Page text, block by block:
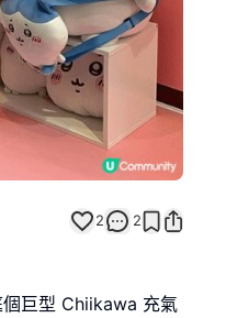
2 2
巨型 Chiikawa 充氣